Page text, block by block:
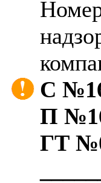
С
П
ГТ